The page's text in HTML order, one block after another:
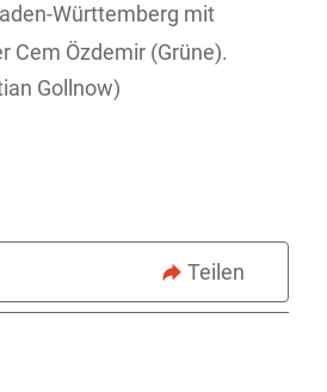
Württemberg mit
Cem Özdemir (Grüne).
Gollnow)
Teilen